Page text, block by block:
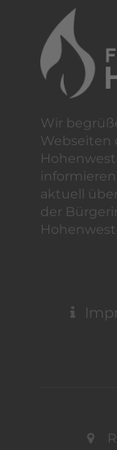
Wir
Webseiten
aktuell
der